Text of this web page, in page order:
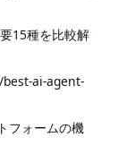
15種を比較解
ai-agent-
フォームの機